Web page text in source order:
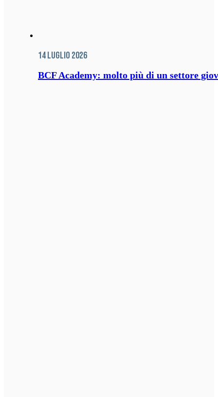
14 Luglio 2026
BCF Academy: molto più di un settore